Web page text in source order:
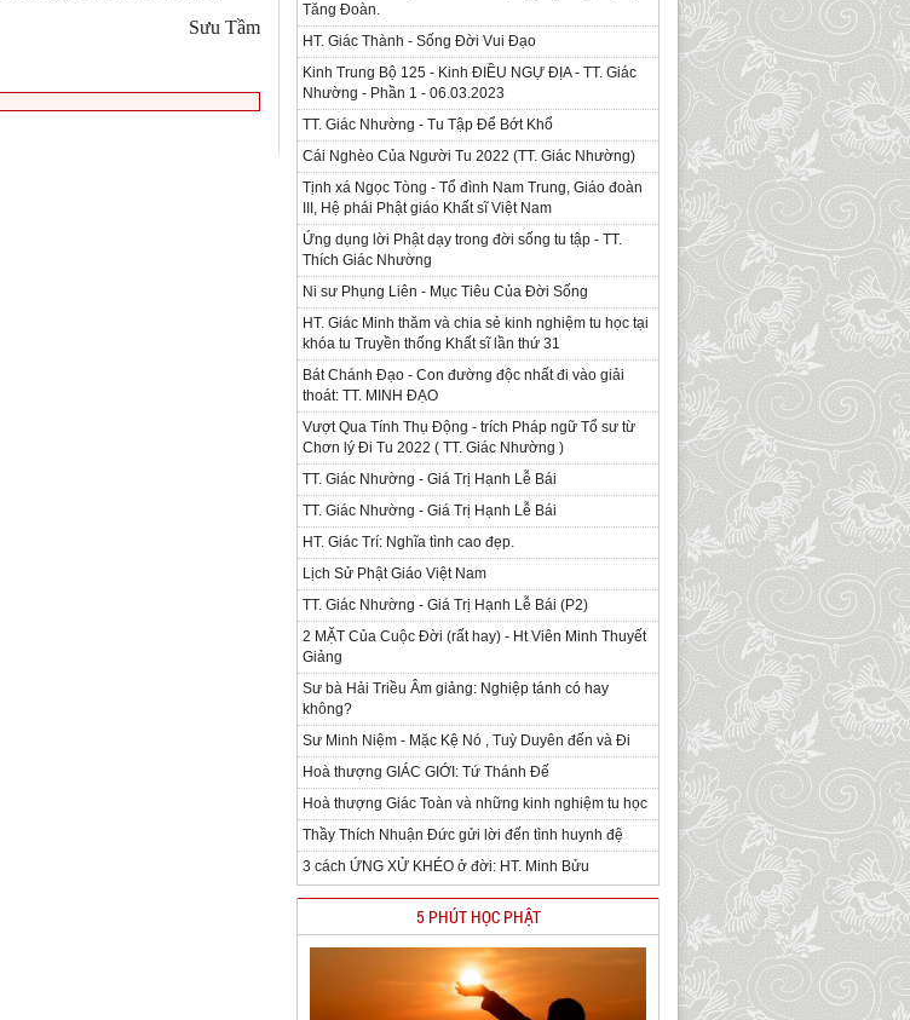
Sưu Tầm
Tăng Đoàn.
HT. Giác Thành - Sống Đời Vui Đạo
Kinh Trung Bộ 125 - Kinh ÐIỀU NGỰ ĐỊA - TT. Giác
Nhường - Phần 1 - 06.03.2023
TT. Giác Nhường - Tu Tập Để Bớt Khổ
Cái Nghèo Của Người Tu 2022 (TT. Giác Nhường)
Tịnh xá Ngọc Tòng - Tổ đình Nam Trung, Giáo đoàn
III, Hệ phái Phật giáo Khất sĩ Việt Nam
Ứng dụng lời Phật dạy trong đời sống tu tập - TT.
Thích Giác Nhường
Ni sư Phụng Liên - Mục Tiêu Của Đời Sống
HT. Giác Minh thăm và chia sẻ kinh nghiệm tu học tại
khóa tu Truyền thống Khất sĩ lần thứ 31
Bát Chánh Đạo - Con đường độc nhất đi vào giải
thoát: TT. MINH ĐẠO
Vượt Qua Tính Thụ Động - trích Pháp ngữ Tổ sư từ
Chơn lý Đi Tu 2022 ( TT. Giác Nhường )
TT. Giác Nhường - Giá Trị Hạnh Lễ Bái
TT. Giác Nhường - Giá Trị Hạnh Lễ Bái
HT. Giác Trí: Nghĩa tình cao đẹp.
Lịch Sử Phật Giáo Việt Nam
TT. Giác Nhường - Giá Trị Hạnh Lễ Bái (P2)
2 MẶT Của Cuộc Đời (rất hay) - Ht Viên Minh Thuyết
Giảng
Sư bà Hải Triều Âm giảng: Nghiệp tánh có hay
không?
Sư Minh Niệm - Mặc Kệ Nó , Tuỳ Duyên đến và Đi
Hoà thượng GIÁC GIỚI: Tứ Thánh Đế
Hoà thượng Giác Toàn và những kinh nghiệm tu học
Thầy Thích Nhuận Đức gửi lời đến tình huynh đệ
3 cách ỨNG XỬ KHÉO ở đời: HT. Minh Bửu
5 PHÚT HỌC PHẬT